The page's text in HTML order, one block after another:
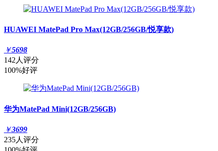
HUAWEI MatePad Pro Max(12GB/256GB/悦享款)
￥5698
142人评分
100%好评
华为MatePad Mini(12GB/256GB)
￥3699
235人评分